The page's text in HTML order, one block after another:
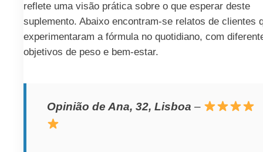
reflete uma visão prática sobre o que esperar deste
suplemento. Abaixo encontram-se relatos de clientes
experimentaram a fórmula no quotidiano, com
objetivos de peso e bem-estar.
Opinião de Ana, 32, Lisboa –